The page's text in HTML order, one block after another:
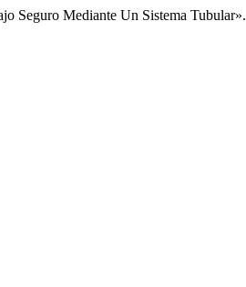
Seguro Mediante Un Sistema Tubular».